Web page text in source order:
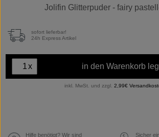
Jolifin Glitterpuder - fairy
sofort lieferbar!
24h Express Artikel
x in den Warenkorb
inkl. MwSt. und zzgl. 2,99€
Hilfe benötigt? Wir sind
€
Sicher